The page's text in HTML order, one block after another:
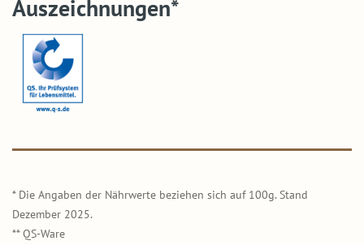
Auszeichnungen*
* Die Angaben der Nährwerte beziehen sich auf 100g. Stand
Dezember 2025.
** QS-Ware